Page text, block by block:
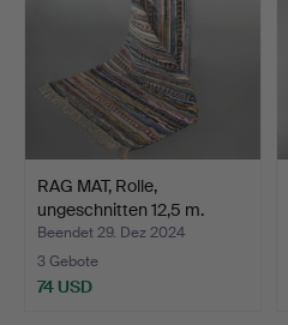
RAG MAT, Rolle,
ungeschnitten 12,5 m.
Beendet 29. Dez 2024
3 Gebote
74 USD